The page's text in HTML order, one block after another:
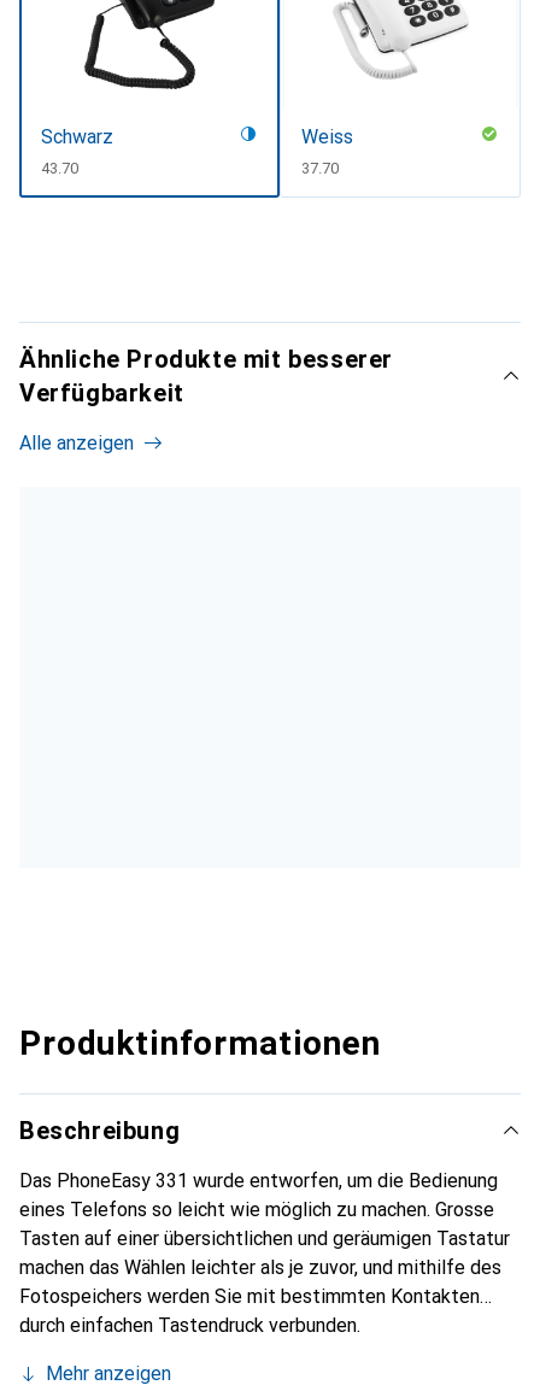
Schwarz
CHF
43.70
Weiss
CHF
37.70
Ähnliche Produkte mit besserer
Verfügbarkeit
Alle anzeigen
Produktinformationen
Beschreibung
Das PhoneEasy 331 wurde entworfen, um die Bedienung
eines Telefons so leicht wie möglich zu machen. Grosse
Tasten auf einer übersichtlichen und geräumigen Tastatur
machen das Wählen leichter als je zuvor, und mithilfe des
Fotospeichers werden Sie mit bestimmten Kontakten
durch einfachen Tastendruck verbunden.
Mehr anzeigen